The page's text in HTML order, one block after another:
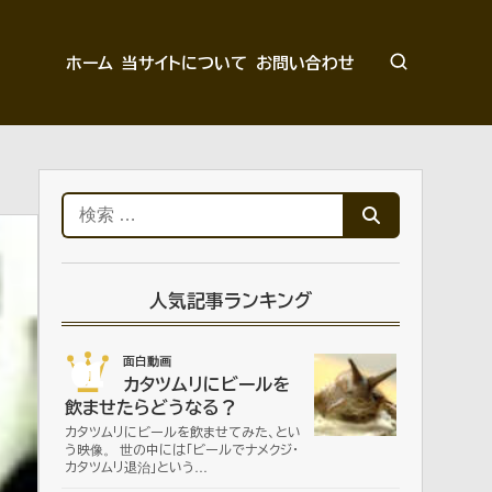
ホーム 当サイトについて お問い合わせ
検
索:
人気記事ランキング
01 面白動画
カタツムリにビールを
飲ませたらどうなる？
カタツムリにビールを飲ませてみた、とい
う映像。 世の中には「ビールでナメクジ・
カタツムリ退治」という…